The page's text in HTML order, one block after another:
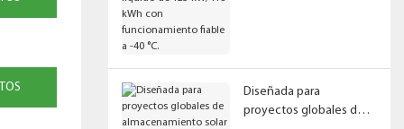
Diseñada para
proyectos globales de